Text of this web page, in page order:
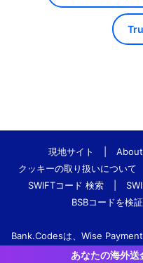
現地サイト
クッキーの取り扱いについて
SWIFTコード 検索
BSBコードを検証
Bank.Codesは、Wise
あなたの海外